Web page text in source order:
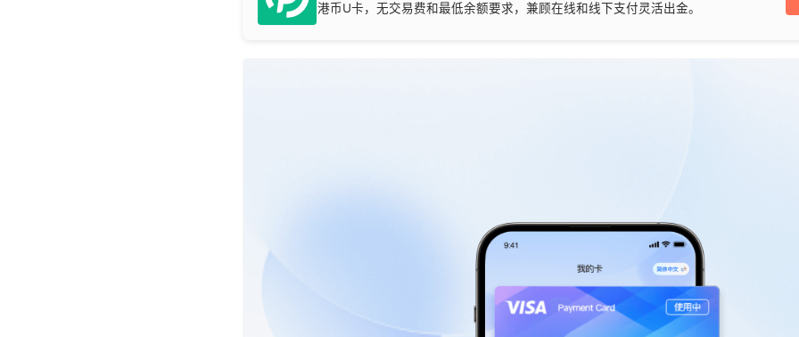
港币U卡，无交易费和最低余额要求，兼顾在线和线下支付灵活出金。